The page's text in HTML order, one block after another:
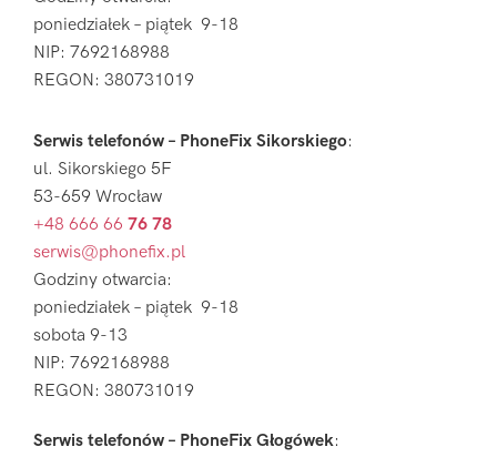
poniedziałek – piątek 9-18
NIP: 7692168988
REGON: 380731019
Serwis telefonów – PhoneFix Sikorskiego:
ul. Sikorskiego 5F
53-659 Wrocław
+48 666 66 76 78
serwis@phonefix.pl
Godziny otwarcia:
poniedziałek – piątek 9-18
sobota 9-13
NIP: 7692168988
REGON: 380731019
Serwis telefonów – PhoneFix Głogówek: